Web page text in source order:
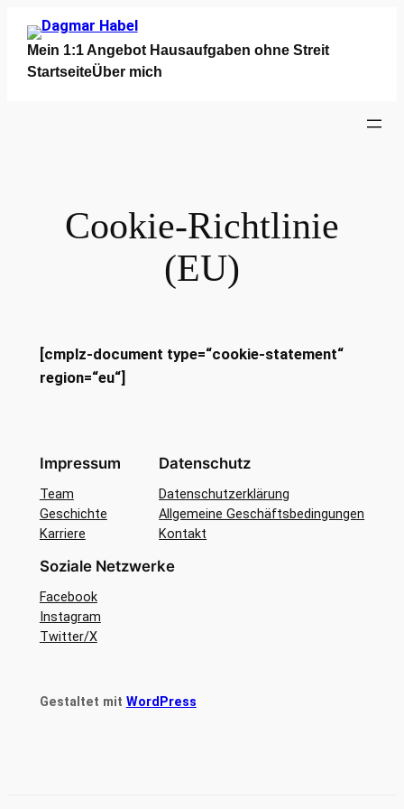
Mein 1:1 Angebot Hausaufgaben ohne Streit
StartseiteÜber mich
Cookie-Richtlinie
(EU)
[cmplz-document type=“cookie-statement“
region=“eu“]
Impressum
Team
Geschichte
Karriere
Datenschutz
Datenschutzerklärung
Allgemeine Geschäftsbedingungen
Kontakt
Soziale Netzwerke
Facebook
Instagram
Twitter/X
Gestaltet mit WordPress